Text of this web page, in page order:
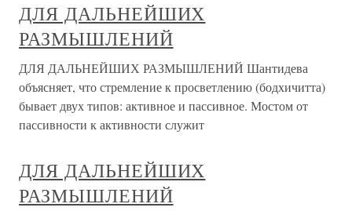
ДЛЯ ДАЛЬНЕЙШИХ
РАЗМЫШЛЕНИЙ
ДЛЯ ДАЛЬНЕЙШИХ РАЗМЫШЛЕНИЙ Шантидева
объясняет, что стремление к просветлению (бодхичитта)
бывает двух типов: активное и пассивное. Мостом от
пассивности к активности служит
ДЛЯ ДАЛЬНЕЙШИХ
РАЗМЫШЛЕНИЙ